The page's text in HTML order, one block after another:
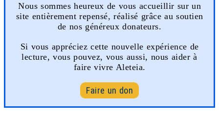
Nous sommes heureux de vous accueillir sur un
site entièrement repensé, réalisé grâce au soutien
de nos généreux donateurs.
Si vous appréciez cette nouvelle expérience de
lecture, vous pouvez, vous aussi, nous aider à
faire vivre Aleteia.
Faire un don